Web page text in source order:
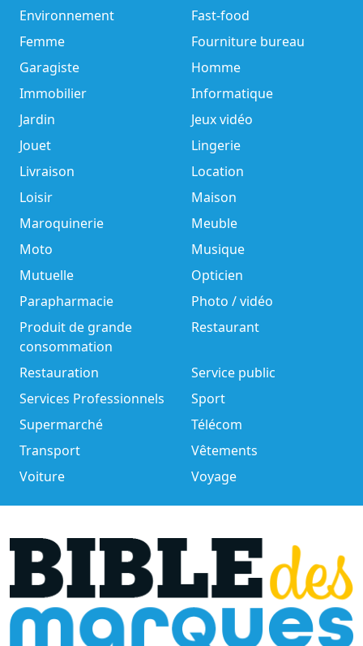
Environnement
Fast-food
Femme
Fourniture bureau
Garagiste
Homme
Immobilier
Informatique
Jardin
Jeux vidéo
Jouet
Lingerie
Livraison
Location
Loisir
Maison
Maroquinerie
Meuble
Moto
Musique
Mutuelle
Opticien
Parapharmacie
Photo / vidéo
Produit de grande
consommation
Restaurant
Restauration
Service public
Services Professionnels
Sport
Supermarché
Télécom
Transport
Vêtements
Voiture
Voyage